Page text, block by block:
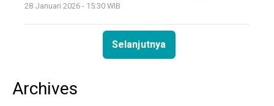
28 Januari 2026 - 15:30 WIB
Selanjutnya
Archives